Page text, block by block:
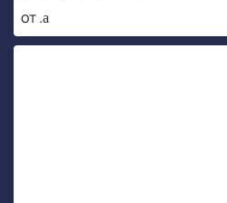
от .